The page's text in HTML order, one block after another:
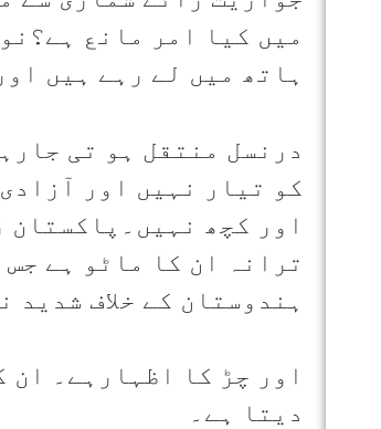
میں کیا امر مانع
ہاتھ میں لے رہے ہیں
درنسل منتقل ہو تی
کو تیار نہیں اور
اور کچھ
ترانہ ان کا ماٹو ہے
ہندوستان کے خلاف شدید
اور چڑ کا اظہارہے۔
دیتا ہے۔